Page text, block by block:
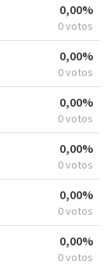
0,00%
0 votos
0,00%
0 votos
0,00%
0 votos
0,00%
0 votos
0,00%
0 votos
0,00%
0 votos